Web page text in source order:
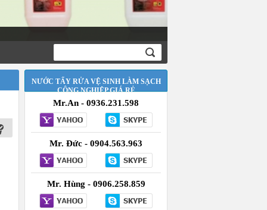
NƯỚC TẨY RỬA VỆ SINH LÀM SẠCH
CÔNG NGHIỆP GIÁ RẺ
Mr.An - 0936.231.598
Mr. Đức - 0904.563.963
Mr. Hùng - 0906.258.859